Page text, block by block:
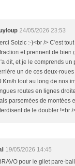
24/05/2026 23:53
Soizic :-)<br /> C'est
et prennent de bien
dit, et je le comprends un
un de ces deux-
Km/h tout au long de nos
routes en lignes
parsemées de montées
de le doubler !<br /
19/05/2026 14:45
pour le gilet pare-